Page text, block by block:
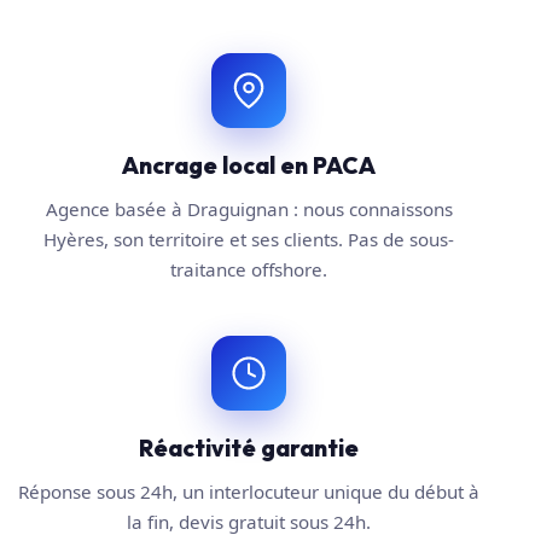
Ancrage local en PACA
Agence basée à Draguignan : nous connaissons
Hyères, son territoire et ses clients. Pas de sous-
traitance offshore.
Réactivité garantie
Réponse sous 24h, un interlocuteur unique du début à
la fin, devis gratuit sous 24h.